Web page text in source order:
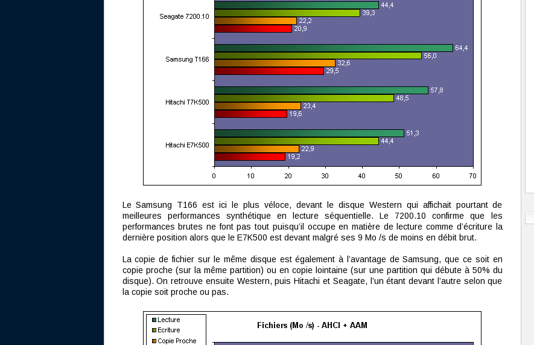
Le Samsung T166 est ici le plus véloce, devant le disque Western qui affichait pourtant de
meilleures performances synthétique en lecture séquentielle. Le 7200.10 confirme que les
performances brutes ne font pas tout puisqu’il occupe en matière de lecture comme d’écriture la
dernière position alors que le E7K500 est devant malgré ses 9 Mo /s de moins en débit brut.
La copie de fichier sur le même disque est également à l’avantage de Samsung, que ce soit en
copie proche (sur la même partition) ou en copie lointaine (sur une partition qui débute à 50% du
disque). On retrouve ensuite Western, puis Hitachi et Seagate, l’un étant devant l’autre selon que
la copie soit proche ou pas.